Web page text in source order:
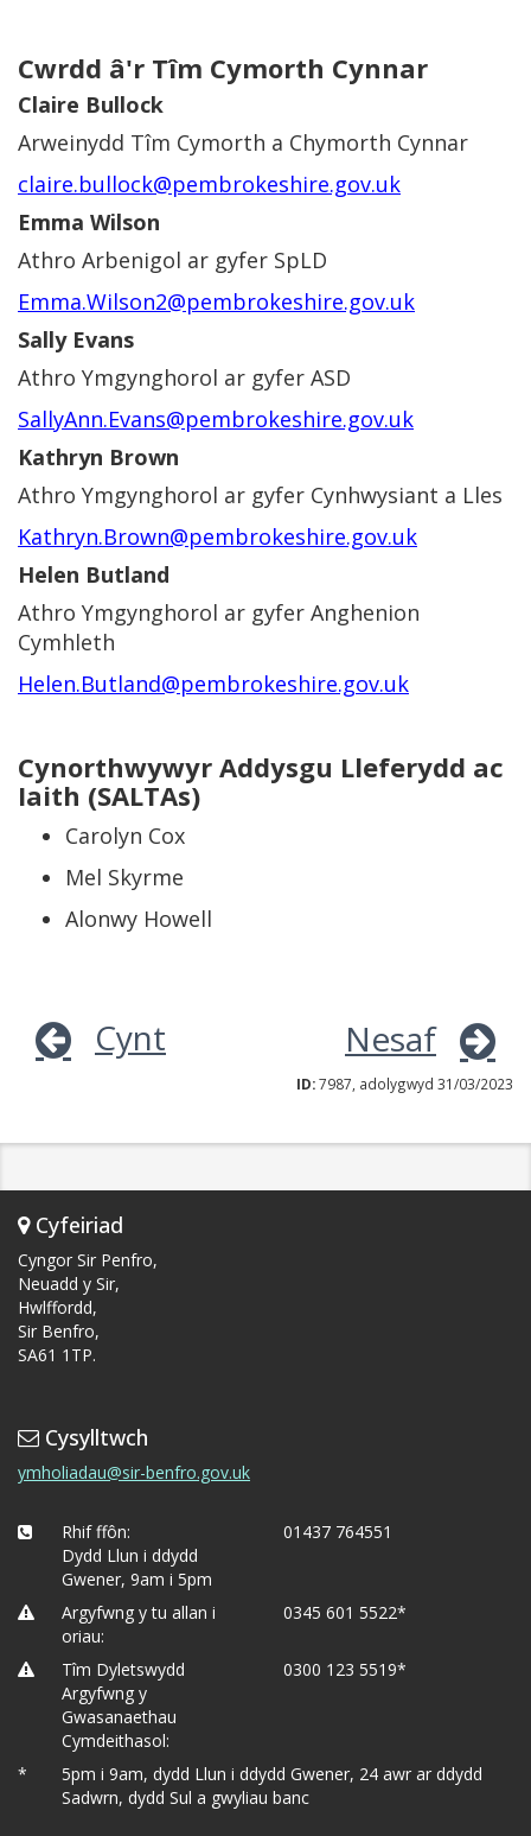
Cwrdd â'r Tîm Cymorth Cynnar
Claire Bullock
Arweinydd Tîm Cymorth a Chymorth Cynnar
claire.bullock@pembrokeshire.gov.uk
Emma Wilson
Athro Arbenigol ar gyfer SpLD
Emma.Wilson2@pembrokeshire.gov.uk
Sally Evans
Athro Ymgynghorol ar gyfer ASD
SallyAnn.Evans@pembrokeshire.gov.uk
Kathryn Brown
Athro Ymgynghorol ar gyfer Cynhwysiant a Lles
Kathryn.Brown@pembrokeshire.gov.uk
Helen Butland
Athro Ymgynghorol ar gyfer Anghenion
Cymhleth
Helen.Butland@pembrokeshire.gov.uk
Cynorthwywyr Addysgu Lleferydd ac
Iaith (SALTAs)
Carolyn Cox
Mel Skyrme
​​​​​​​Alonwy Howell
Cynt Nesaf
ID:7987, adolygwyd 31/03/2023
Cyfeiriad
Cyngor Sir Penfro,
Neuadd y Sir,
Hwlffordd,
Sir Benfro,
SA61 1TP.
Cysylltwch
ymholiadau@sir-benfro.gov.uk
Rhif ffôn:
Dydd Llun i ddydd
Gwener, 9am i 5pm
01437 764551
Argyfwng y tu allan i
oriau:
0345 601 5522*
Tîm Dyletswydd
Argyfwng y
Gwasanaethau
Cymdeithasol:
0300 123 5519*
*
5pm i 9am, dydd Llun i ddydd Gwener, 24 awr ar ddydd
Sadwrn, dydd Sul a gwyliau banc